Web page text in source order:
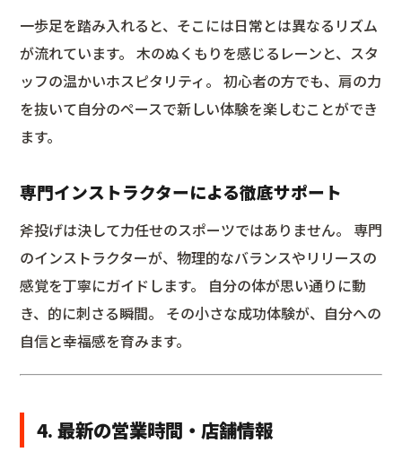
一歩足を踏み入れると、そこには日常とは異なるリズム
が流れています。 木のぬくもりを感じるレーンと、スタ
ッフの温かいホスピタリティ。 初心者の方でも、肩の力
を抜いて自分のペースで新しい体験を楽しむことができ
ます。
専門インストラクターによる徹底サポート
斧投げは決して力任せのスポーツではありません。 専門
のインストラクターが、物理的なバランスやリリースの
感覚を丁寧にガイドします。 自分の体が思い通りに動
き、的に刺さる瞬間。 その小さな成功体験が、自分への
自信と幸福感を育みます。
4. 最新の営業時間・店舗情報